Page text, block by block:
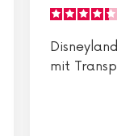
mit